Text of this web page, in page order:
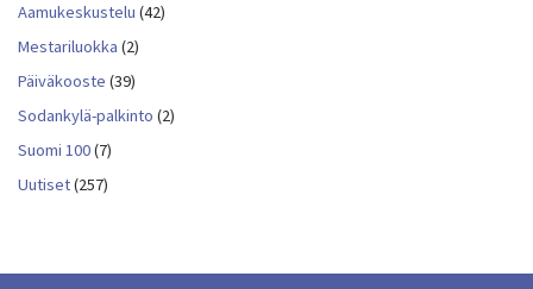
Aamukeskustelu (42)
Mestariluokka (2)
Päiväkooste (39)
Sodankylä-palkinto (2)
Suomi 100(7)
Uutiset(257)